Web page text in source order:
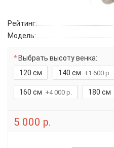
Рейтинг:
Модель:
Выбрать высоту венка:
120 см
140 см +1 600 р.
160 см +4 000 р. 180 см
5 000 р.